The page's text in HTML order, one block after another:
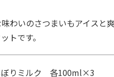
わいのさつまいもアイスと
トです。
ぼりミルク 各100ml×3